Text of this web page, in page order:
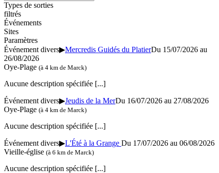
Types de sorties
filtrés
Événements
Sites
Paramètres
Événement divers▶Mercredis Guidés du PlatierDu 15/07/2026 au
26/08/2026
Oye-Plage (à 4 km de Marck)
Aucune description spécifiée [...]
Événement divers▶Jeudis de la MerDu 16/07/2026 au 27/08/2026
Oye-Plage (à 4 km de Marck)
Aucune description spécifiée [...]
Événement divers▶L'Été à la Grange Du 17/07/2026 au 06/08/2026
Vieille-église (à 6 km de Marck)
Aucune description spécifiée [...]